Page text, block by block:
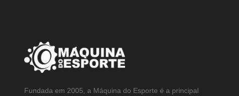
Fundada em 2005, a Máquina do Esporte é a principal